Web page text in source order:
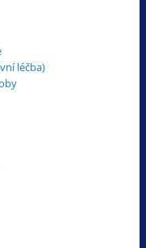
léčba)